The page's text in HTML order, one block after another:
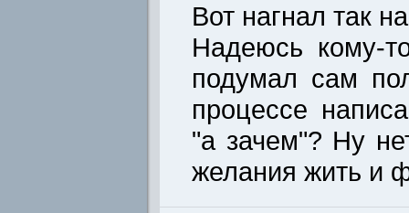
Вот нагнал так
Надеюсь кому-
подумал сам
процессе
"а зачем"? Ну
желания жить и